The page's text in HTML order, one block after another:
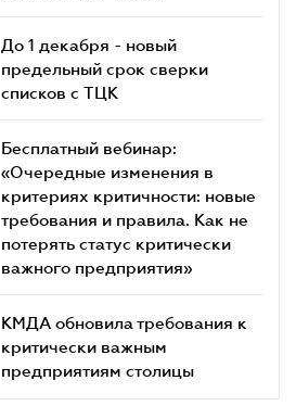
До 1 декабря - новый
предельный срок сверки
списков c ТЦК
Бесплатный вебинар:
«Очередные изменения в
критериях критичности: новые
требования и правила. Как не
потерять статус критически
важного предприятия»
КМДА обновила требования к
критически важным
предприятиям столицы